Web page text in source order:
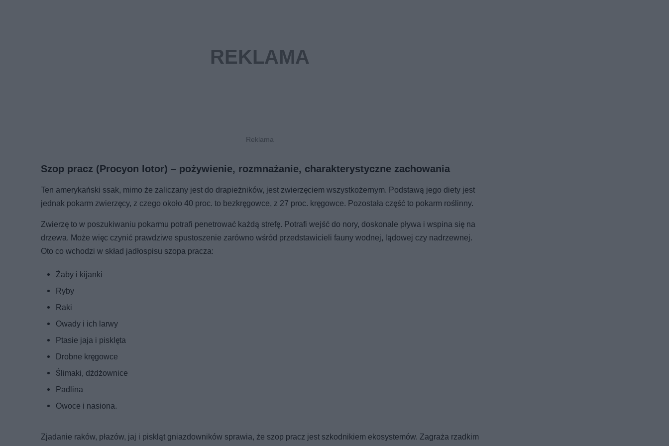
Szop pracz (Procyon lotor) – pożywienie, rozmnażanie, charakterystyczne zachowania
Ten amerykański ssak, mimo że zaliczany jest do drapieżników, jest zwierzęciem wszystkożernym. Podstawą jego diety jest
jednak pokarm zwierzęcy, z czego około 40 proc. to bezkręgowce, z 27 proc. kręgowce. Pozostała część to pokarm roślinny.
Zwierzę to w poszukiwaniu pokarmu potrafi penetrować każdą strefę. Potrafi wejść do nory, doskonale pływa i wspina się na
drzewa. Może więc czynić prawdziwe spustoszenie zarówno wśród przedstawicieli fauny wodnej, lądowej czy nadrzewnej.
Oto co wchodzi w skład jadłospisu szopa pracza:
Żaby i kijanki
Ryby
Raki
Owady i ich larwy
Ptasie jaja i pisklęta
Drobne kręgowce
Ślimaki, dżdżownice
Padlina
Owoce i nasiona.
Zjadanie raków, płazów, jaj i piskląt gniazdowników sprawia, że szop pracz jest szkodnikiem ekosystemów. Zagraża rzadkim